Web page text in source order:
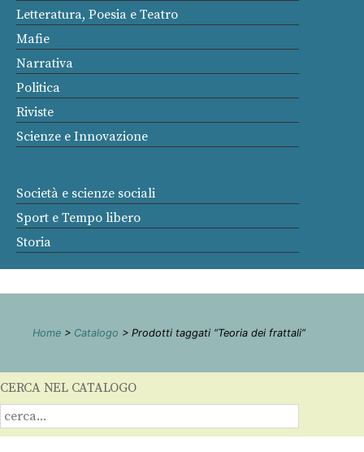
Letteratura, Poesia e Teatro
Mafie
Narrativa
Politica
Riviste
Scienze e Innovazione
Società e scienze sociali
Sport e Tempo libero
Storia
Home > Catalogo > Prodotti taggati “Teoria dei frattali”
CERCA NEL CATALOGO